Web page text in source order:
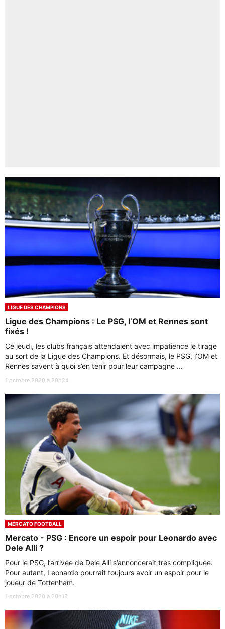
LIGUE DES CHAMPIONS
Ligue des Champions : Le PSG, l’OM et Rennes sont
fixés !
Ce jeudi, les clubs français attendaient avec impatience le tirage
au sort de la Ligue des Champions. Et désormais, le PSG, l’OM et
Rennes savent à quoi s’en tenir pour leur campagne ...
1 octobre 2020 à 20h24
MERCATO FOOTBALL
Mercato - PSG : Encore un espoir pour Leonardo avec
Dele Alli ?
Pour le PSG, l’arrivée de Dele Alli s’annoncerait très compliquée.
Pour autant, Leonardo pourrait toujours avoir un espoir pour le
joueur de Tottenham.
1 octobre 2020 à 20h15